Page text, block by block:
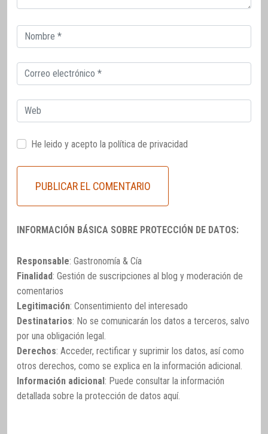
Correo
electrónico
Correo
electrónico
Web
He leido y acepto la política de privacidad
INFORMACIÓN BÁSICA SOBRE PROTECCIÓN DE DATOS:
Responsable: Gastronomía & Cía
Finalidad: Gestión de suscripciones al blog y moderación de
comentarios
Legitimación: Consentimiento del interesado
Destinatarios: No se comunicarán los datos a terceros, salvo
por una obligación legal.
Derechos: Acceder, rectificar y suprimir los datos, así como
otros derechos, como se explica en la información adicional.
Información adicional : Puede consultar la información
detallada sobre la protección de datos aquí.